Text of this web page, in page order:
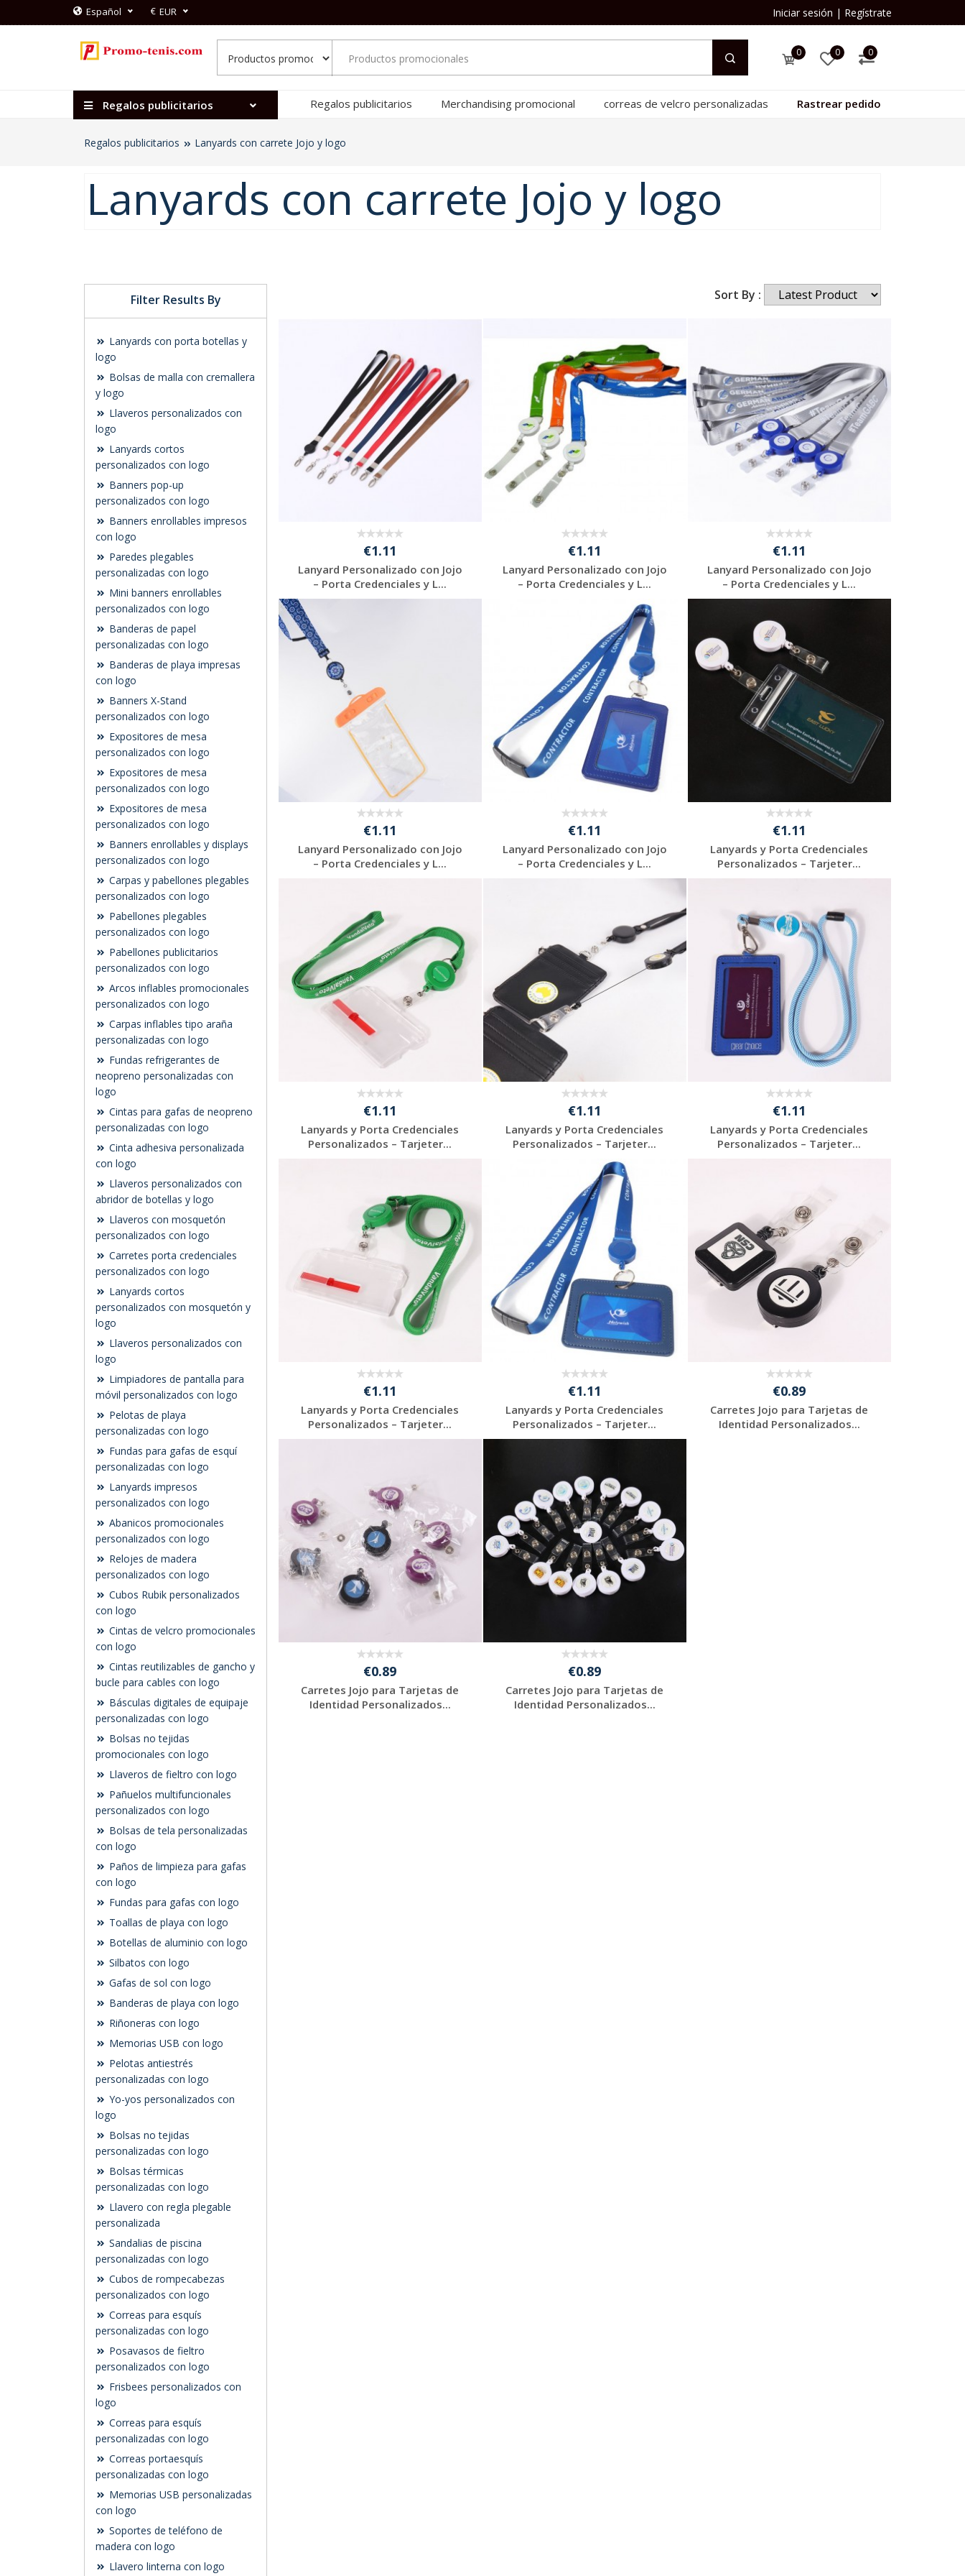
Español € EUR Iniciar sesión | Regístrate
0 0 0
Regalos publicitarios Regalos publicitarios Merchandising promocional correas de velcro personalizadas Rastrear pedido
Regalos publicitarios Lanyards con carrete Jojo y logo
Lanyards con carrete Jojo y logo
Filter Results By
Lanyards con porta botellas y
logo
Bolsas de malla con cremallera
y logo
Llaveros personalizados con
logo
Lanyards cortos
personalizados con logo
Banners pop-up
personalizados con logo
Banners enrollables impresos
con logo
Paredes plegables
personalizadas con logo
Mini banners enrollables
personalizados con logo
Banderas de papel
personalizadas con logo
Banderas de playa impresas
con logo
Banners X-Stand
personalizados con logo
Expositores de mesa
personalizados con logo
Expositores de mesa
personalizados con logo
Expositores de mesa
personalizados con logo
Banners enrollables y displays
personalizados con logo
Carpas y pabellones plegables
personalizados con logo
Pabellones plegables
personalizados con logo
Pabellones publicitarios
personalizados con logo
Arcos inflables promocionales
personalizados con logo
Carpas inflables tipo araña
personalizadas con logo
Fundas refrigerantes de
neopreno personalizadas con
logo
Cintas para gafas de neopreno
personalizadas con logo
Cinta adhesiva personalizada
con logo
Llaveros personalizados con
abridor de botellas y logo
Llaveros con mosquetón
personalizados con logo
Carretes porta credenciales
personalizados con logo
Lanyards cortos
personalizados con mosquetón y
logo
Llaveros personalizados con
logo
Limpiadores de pantalla para
móvil personalizados con logo
Pelotas de playa
personalizadas con logo
Fundas para gafas de esquí
personalizadas con logo
Lanyards impresos
personalizados con logo
Abanicos promocionales
personalizados con logo
Relojes de madera
personalizados con logo
Cubos Rubik personalizados
con logo
Cintas de velcro promocionales
con logo
Cintas reutilizables de gancho y
bucle para cables con logo
Básculas digitales de equipaje
personalizadas con logo
Bolsas no tejidas
promocionales con logo
Llaveros de fieltro con logo
Pañuelos multifuncionales
personalizados con logo
Bolsas de tela personalizadas
con logo
Paños de limpieza para gafas
con logo
Fundas para gafas con logo
Toallas de playa con logo
Botellas de aluminio con logo
Silbatos con logo
Gafas de sol con logo
Banderas de playa con logo
Riñoneras con logo
Memorias USB con logo
Pelotas antiestrés
personalizadas con logo
Yo-yos personalizados con
logo
Bolsas no tejidas
personalizadas con logo
Bolsas térmicas
personalizadas con logo
Llavero con regla plegable
personalizada
Sandalias de piscina
personalizadas con logo
Cubos de rompecabezas
personalizados con logo
Correas para esquís
personalizadas con logo
Posavasos de fieltro
personalizados con logo
Frisbees personalizados con
logo
Correas para esquís
personalizadas con logo
Correas portaesquís
personalizadas con logo
Memorias USB personalizadas
con logo
Soportes de teléfono de
madera con logo
Llavero linterna con logo
Sort By :
€1.11
Lanyard Personalizado con Jojo
– Porta Credenciales y L...
€1.11
Lanyard Personalizado con Jojo
– Porta Credenciales y L...
presupuesto
€1.11
Lanyard Personalizado con Jojo
– Porta Credenciales y L...
presupuesto
€1.11
Lanyard Personalizado con Jojo
– Porta Credenciales y L...
presupuesto
€1.11
Lanyard Personalizado con Jojo
– Porta Credenciales y L...
€1.11
Lanyards y Porta Credenciales
Personalizados – Tarjeter...
€1.11
Lanyards y Porta Credenciales
Personalizados – Tarjeter...
€1.11
Lanyards y Porta Credenciales
Personalizados – Tarjeter...
Solicitar
presupuesto
€1.11
Lanyards y Porta Credenciales
Personalizados – Tarjeter...
€1.11
Lanyards y Porta Credenciales
Personalizados – Tarjeter...
€1.11
Lanyards y Porta Credenciales
Personalizados – Tarjeter...
€0.89
Carretes Jojo para Tarjetas de
Identidad Personalizados...
€0.89
Carretes Jojo para Tarjetas de
Identidad Personalizados...
€0.89
Carretes Jojo para Tarjetas de
Identidad Personalizados...